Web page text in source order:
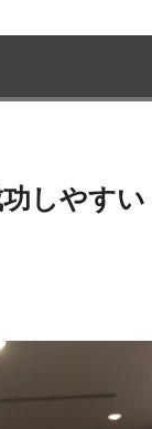
しやすい